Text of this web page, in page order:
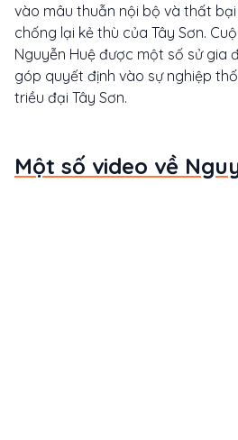
vào mâu thuẫn nội bộ và thất
chống lại kẻ thù của Tây Sơn.
Nguyễn Huệ được một số sử gia
góp quyết định vào sự nghiệp
triều đại Tây Sơn.
Một số video về